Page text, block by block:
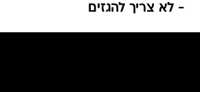
- לא צריך להגזים